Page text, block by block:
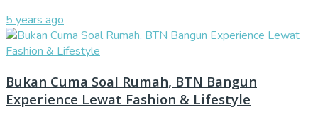
5 years ago
Bukan Cuma Soal Rumah, BTN Bangun
Experience Lewat Fashion & Lifestyle